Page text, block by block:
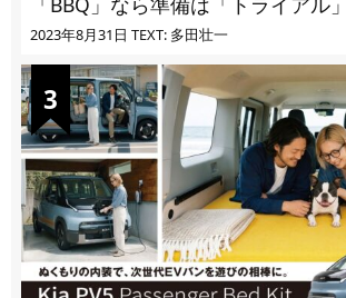
2023年8月31日 TEXT: 多田壮一